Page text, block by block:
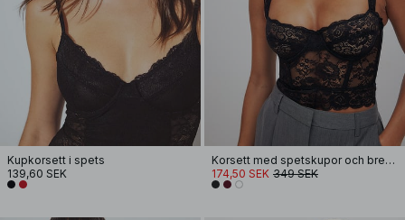
Kupkorsett i spets
139,60 SEK
Korsett med spetskupor och breda band
174,50 SEK 349 SEK